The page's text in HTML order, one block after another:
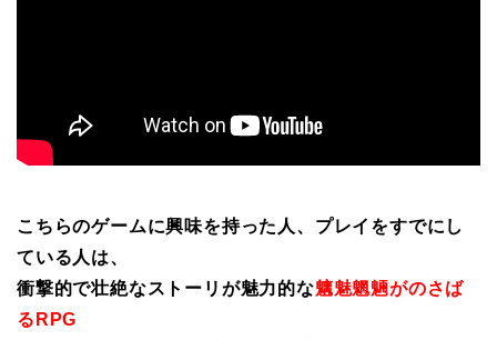
こちらのゲームに興味を持った人、プレイをすでにし
ている人は、
衝撃的で壮絶なストーリが魅力的な魑魅魍魎がのさば
るRPG